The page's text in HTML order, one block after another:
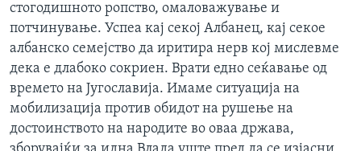
стогодишното ропство, омаловажување и
потчинување. Успеа кај секој Албанец, кај секое
албанско семејство да иритира нерв кој мислевме
дека е длабоко сокриен. Врати едно сеќавање од
времето на Југославија. Имаме ситуација на
мобилизација против обидот на рушење на
достоинството на народите во оваа држава,